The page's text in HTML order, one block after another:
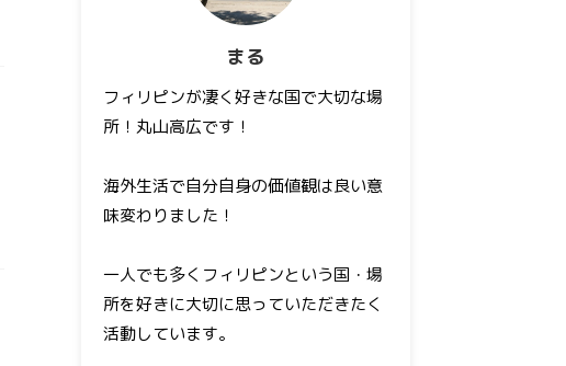
まる
フィリピンが凄く好きな国で大切な場
所！丸山高広です！
海外生活で自分自身の価値観は良い意
味変わりました！
一人でも多くフィリピンという国・場
所を好きに大切に思っていただきたく
活動しています。